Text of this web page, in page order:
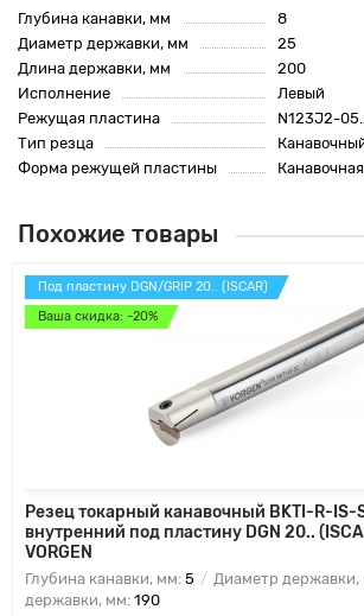
Глубина канавки, мм
8
Диаметр державки, мм
25
Длина державки, мм
200
Исполнение
Левый
Режущая пластина
N123J2-
Тип резца
Форма режущей пластины
Похожие товары
Под пластину DGN/GRIP 20.. (ISCAR)
Ваша скидка: -20%
Резец токарный канавочный BKTI-R-IS-
внутренний под пластину DGN 20..
VORGEN
Глубина канавки, мм: 5 Диаметр державки,
державки, мм: 190